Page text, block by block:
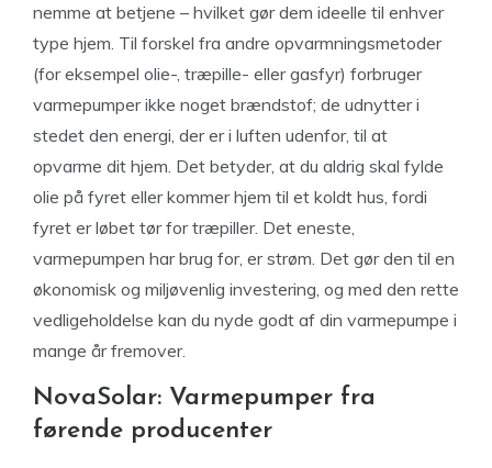
nemme at betjene – hvilket gør dem ideelle til enhver
type hjem. Til forskel fra andre opvarmningsmetoder
(for eksempel olie-, træpille- eller gasfyr) forbruger
varmepumper ikke noget brændstof; de udnytter i
stedet den energi, der er i luften udenfor, til at
opvarme dit hjem. Det betyder, at du aldrig skal fylde
olie på fyret eller kommer hjem til et koldt hus, fordi
fyret er løbet tør for træpiller. Det eneste,
varmepumpen har brug for, er strøm. Det gør den til en
økonomisk og miljøvenlig investering, og med den rette
vedligeholdelse kan du nyde godt af din varmepumpe i
mange år fremover.
NovaSolar: Varmepumper fra
førende producenter